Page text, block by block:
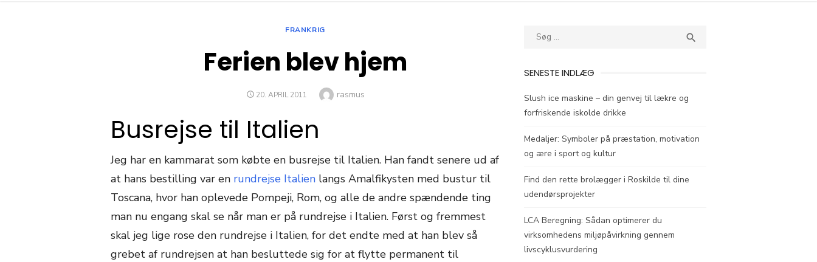
FRANKRIG
Ferien blev hjem
POSTED
20. APRIL 2011 Author
rasmus
Busrejse til Italien
Jeg har en kammarat som købte en busrejse til Italien. Han fandt senere ud af
at hans bestilling var en rundrejse Italien langs Amalfikysten med bustur til
Toscana, hvor han oplevede Pompeji, Rom, og alle de andre spændende ting
man nu engang skal se når man er på rundrejse i Italien. Først og fremmest
skal jeg lige rose den rundrejse i Italien, for det endte med at han blev så
grebet af rundrejsen at han besluttede sig for at flytte permanent til
Søg

SENESTE INDLÆG
Slush ice maskine – din genvej til lækre og
forfriskende iskolde drikke
Medaljer: Symboler på præstation, motivation
og ære i sport og kultur
Find den rette brolægger i Roskilde til dine
udendørsprojekter
LCA Beregning: Sådan optimerer du
virksomhedens miljøpåvirkning gennem
livscyklusvurdering